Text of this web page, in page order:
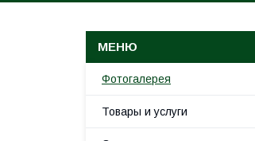
Фотогалерея
Товары и услуги